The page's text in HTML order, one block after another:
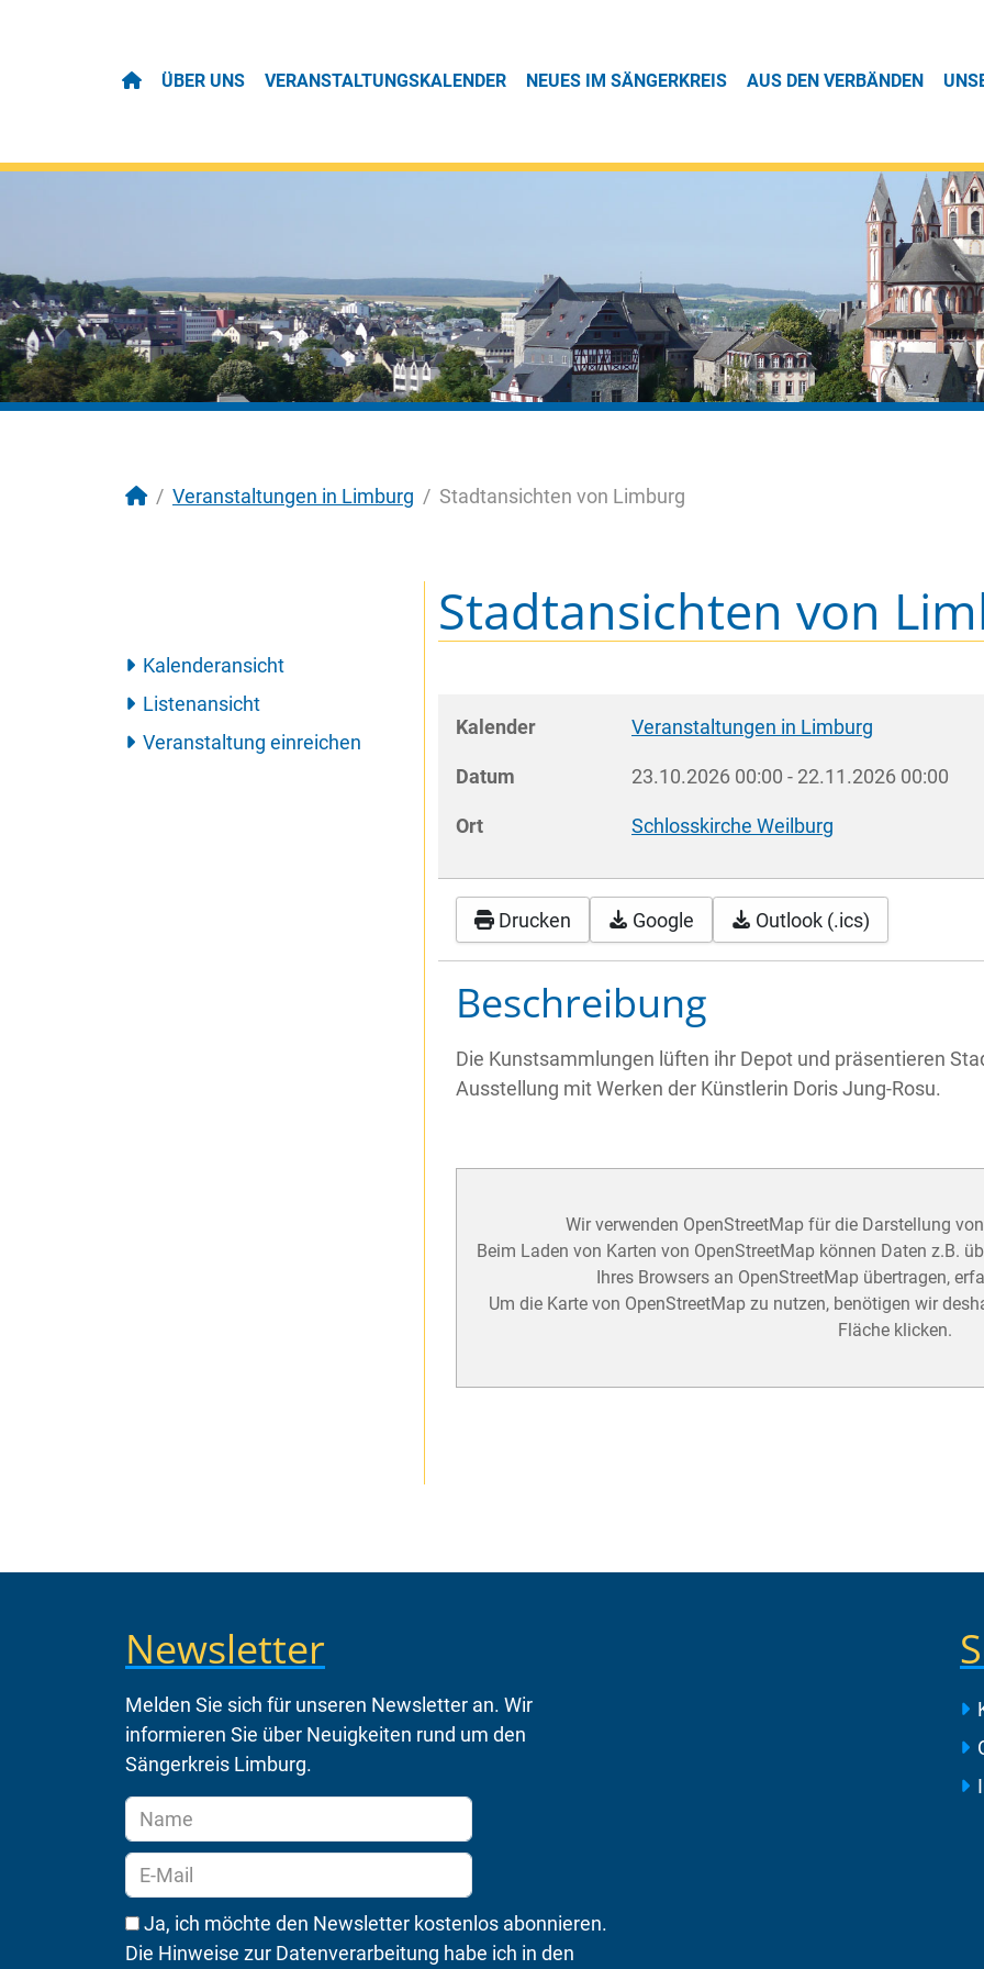
ÜBER UNS VERANSTALTUNGSKALENDER NEUES IM SÄNGERKREIS AUS DEN VERBÄNDEN
Veranstaltungen in Limburg Stadtansichten von Limburg
Kalenderansicht
Listenansicht
Veranstaltung einreichen
Stadtansichten von
Kalender Veranstaltungen in Limburg
Datum 23.10.2026 00:00 - 22.11.2026 00:00
Ort Schlosskirche Weilburg
Drucken Google Outlook (.ics)
Beschreibung
Die Kunstsammlungen lüften ihr Depot und präsentieren
Ausstellung mit Werken der Künstlerin Doris Jung-Rosu.
Wir verwenden OpenStreetMap für die Darstellung
Beim Laden von Karten von OpenStreetMap können Daten z.B.
Ihres Browsers an OpenStreetMap übertragen,
Um die Karte von OpenStreetMap zu nutzen, benötigen wir
Fläche klicken.
Newsletter
Melden Sie sich für unseren Newsletter an. Wir
informieren Sie über Neuigkeiten rund um den
Sängerkreis Limburg.
Ja, ich möchte den Newsletter kostenlos abonnieren.
Die Hinweise zur Datenverarbeitung habe ich in den